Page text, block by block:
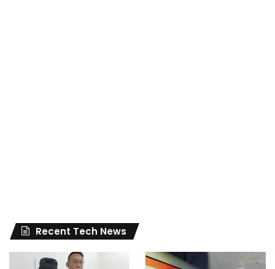
Recent Tech News